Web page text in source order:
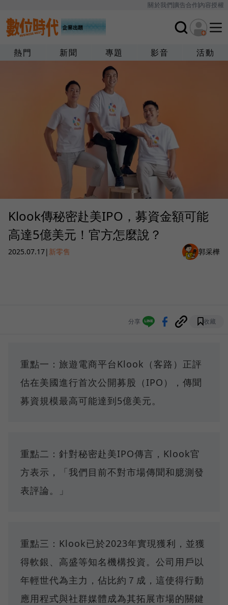
關於我們廣告合作內容授權
熱門 新聞 專題 影音 活動
Klook傳秘密赴美IPO，募資金額可能
高達5億美元！官方怎麼說？
2025.07.17| 新零售 郭采樺
分享 收藏
重點一：旅遊電商平台Klook（客路）正評
估在美國進行首次公開募股（IPO），傳聞
募資規模最高可能達到5億美元。
重點二：針對秘密赴美IPO傳言，Klook官
方表示，「我們目前不對市場傳聞和臆測發
表評論。」
重點三：Klook已於2023年實現獲利，並獲
得軟銀、高盛等知名機構投資。公司用戶以
年輕世代為主力，佔比約７成，這使得行動
應用程式與社群媒體成為其拓展市場的關鍵